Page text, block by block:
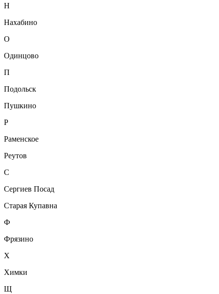
Н
Нахабино
О
Одинцово
П
Подольск
Пушкино
Р
Раменское
Реутов
С
Сергиев Посад
Старая Купавна
Ф
Фрязино
Х
Химки
Щ